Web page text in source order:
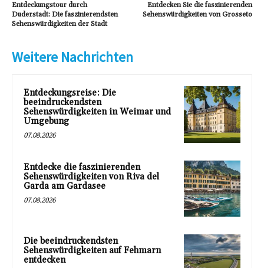
Entdeckungstour durch
Duderstadt: Die faszinierendsten
Sehenswürdigkeiten der Stadt
Entdecken Sie die faszinierenden
Sehenswürdigkeiten von Grosseto
Weitere Nachrichten
Entdeckungsreise: Die
beeindruckendsten
Sehenswürdigkeiten in Weimar und
Umgebung
07.08.2026
Entdecke die faszinierenden
Sehenswürdigkeiten von Riva del
Garda am Gardasee
07.08.2026
Die beeindruckendsten
Sehenswürdigkeiten auf Fehmarn
entdecken